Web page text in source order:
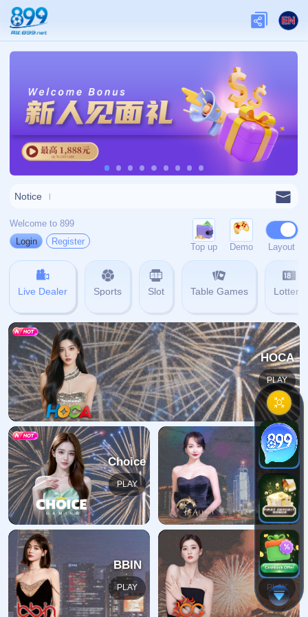
网站首页 404
404错误
抱歉，找不到该页面
返回首页